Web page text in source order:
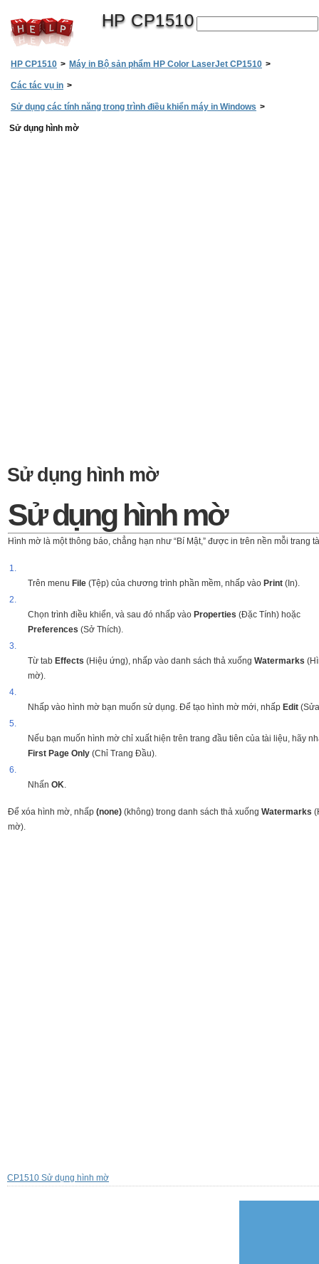
HP CP1510
HP CP1510 > Máy in Bộ sản phẩm HP Color LaserJet CP1510 >
Các tác vụ in >
Sử dụng các tính năng trong trình điều khiển máy in Windows >
Sử dụng hình mờ
Sử dụng hình mờ
Sử dụng hình mờ
Hình mờ là một thông báo, chẳng hạn như “Bí Mật,” được in trên nền mỗi trang
1.
Trên menu File (Tệp) của chương trình phần mềm, nhấp vào Print (In).
2.
Chọn trình điều khiển, và sau đó nhấp vào Properties (Đặc Tính) hoặc
Preferences (Sở Thích).
3.
Từ tab Effects (Hiệu ứng), nhấp vào danh sách thả xuốngWatermarks
mờ).
4.
Nhấp vào hình mờ bạn muốn sử dụng. Để tạo hình mờ mới, nhấp Edit
5.
Nếu bạn muốn hình mờ chỉ xuất hiện trên trang đầu tiên của tài liệu, hãy
First Page Only (Chỉ Trang Đầu).
6.
NhấnOK.
Để xóa hình mờ, nhấp(none) (không) trong danh sách thả xuốngWatermarks
mờ).
CP1510 Sử dụng hình mờ